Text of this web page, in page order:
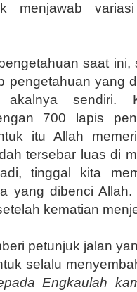
menjawab
saat
pengetahuan yang
sendiri.
700 lapis
itu Allah
tersebar luas di
tinggal kita
yang dibenci
kematian
petunjuk jalan
selalu
Engkaulah